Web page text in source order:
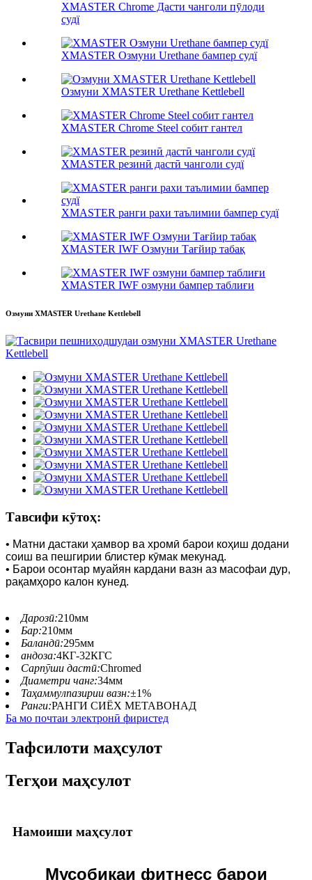
XMASTER Chrome Дасти чанголи пӯлоди
судї
XMASTER Озмуни Urethane бампер судї
Озмуни XMASTER Urethane Kettlebell
XMASTER Chrome Steel собит гантел
XMASTER резинӣ дастӣ чанголи судї
XMASTER ранги рахи таълимии бампер судї
XMASTER IWF Озмуни Тағйир табақ
XMASTER IWF озмуни бампер таблиғи
Озмуни XMASTER Urethane Kettlebell
Тавсифи кӯтоҳ:
• Матни дастаки ҳамвор ва хромӣ барои коҳиш додани
соиш ва пешгирии блистер кӯмак мекунад.
• Барои осонтар муайян кардани вазн аз масофаи дур,
рақамҳоро калон кунед.
Дарозӣ:210мм
Бар:210мм
Баландӣ:295мм
андоза:4КГ-32КГС
Сарпӯши дастӣ:Chromed
Диаметри чанг:34мм
Таҳаммулпазирии вазн:±1%
Ранги:РАНГИ СИЁХ МЕТАВОНАД
Ба мо почтаи электронӣ фиристед
Тафсилоти маҳсулот
Тегҳои маҳсулот
Намоиши маҳсулот
Мусобиқаи фитнесс барои